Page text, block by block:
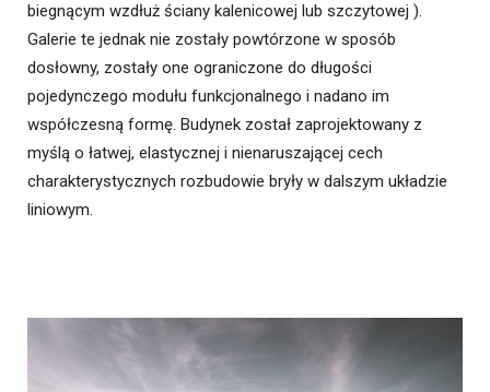
biegnącym wzdłuż ściany kalenicowej lub szczytowej ).
Galerie te jednak nie zostały powtórzone w sposób
dosłowny, zostały one ograniczone do długości
pojedynczego modułu funkcjonalnego i nadano im
współczesną formę. Budynek został zaprojektowany z
myślą o łatwej, elastycznej i nienaruszającej cech
charakterystycznych rozbudowie bryły w dalszym układzie
liniowym.